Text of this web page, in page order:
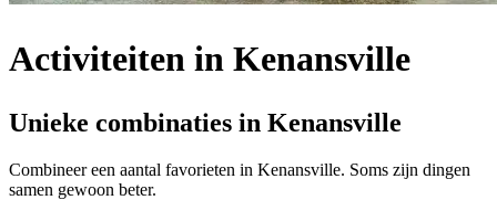
Activiteiten in Kenansville
Unieke combinaties in Kenansville
Combineer een aantal favorieten in Kenansville. Soms zijn dingen
samen gewoon beter.